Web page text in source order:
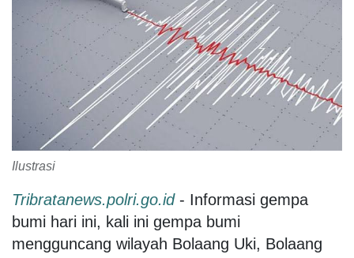
Ilustrasi
Tribratanews.polri.go.id- Informasi gempa
bumi hari ini, kali ini gempa bumi
mengguncang wilayah Bolaang Uki, Bolaang